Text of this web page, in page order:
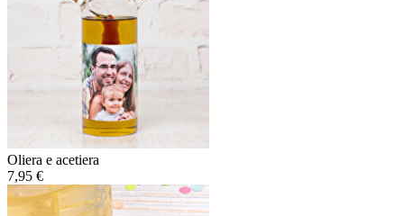
Oliera e acetiera
7,95 €